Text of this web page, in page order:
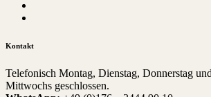
Kontakt
Telefonisch Montag, Dienstag, Donnerstag
Mittwochs geschlossen.